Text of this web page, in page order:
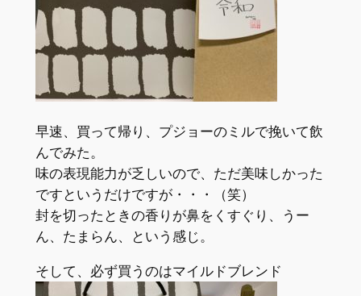
早速、買って帰り、プジョーのミルで挽いて飲
んでみた。
味の表現能力が乏しいので、ただ美味しかった
ですというだけですが・・・（笑）
封を切ったときの香りが鼻をくすぐり、うー
ん、たまらん、という感じ。
そして、必ず買うのはマイルドブレンド